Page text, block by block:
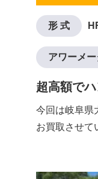
形 式
アワーメ
超高額で
今回は岐阜県
お買取させ